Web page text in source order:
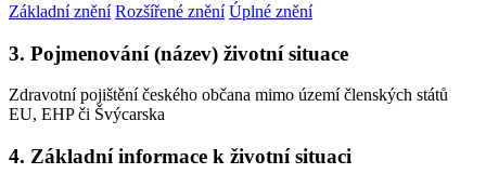
Základní znění Rozšířené znění Úplné znění
3. Pojmenování (název) životní situace
Zdravotní pojištění českého občana mimo území členských států
EU, EHP či Švýcarska
4. Základní informace k životní situaci